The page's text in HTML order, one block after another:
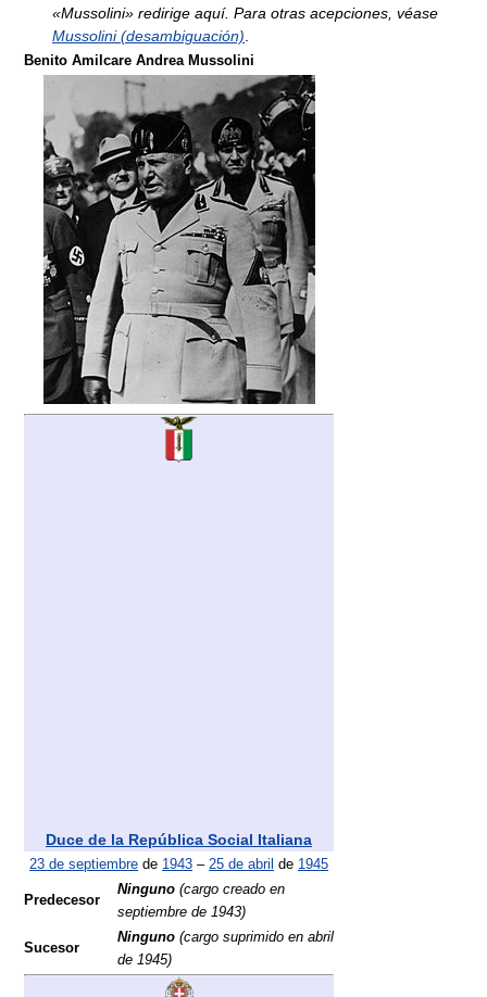
«Mussolini» redirige aquí. Para otras acepciones, véase
Mussolini (desambiguación)
Benito Amilcare Andrea Mussolini
Duce de la República Social Italiana
23 de septiembre de 1943 – 25 de abril de 1945
Predecesor
Ninguno (cargo creado en
septiembre de 1943)
Sucesor
Ninguno (cargo suprimido en abril
de 1945)